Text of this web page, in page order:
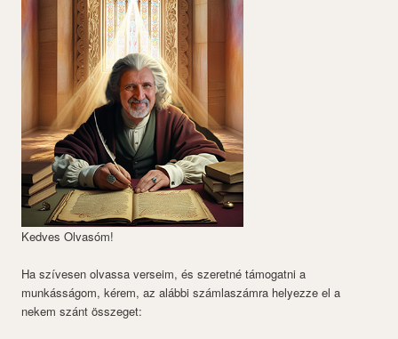
Kedves Olvasóm!
Ha szívesen olvassa verseim, és szeretné támogatni a
munkásságom, kérem, az alábbi számlaszámra helyezze el a
nekem szánt összeget: